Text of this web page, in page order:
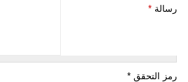
‏رسالة ‏ *